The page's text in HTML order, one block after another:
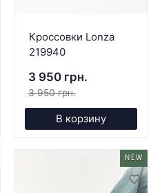
Кроссовки Lonza
219940
3 950 грн.
3 950 грн.
В корзину
NEW